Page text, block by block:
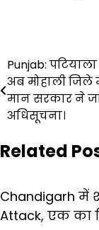
Post
navigation
Punjab:
अब मोहाली जिले
मान सरकार ने
अधिसूचना।
Related
Chandigarh में
Attack, एक का